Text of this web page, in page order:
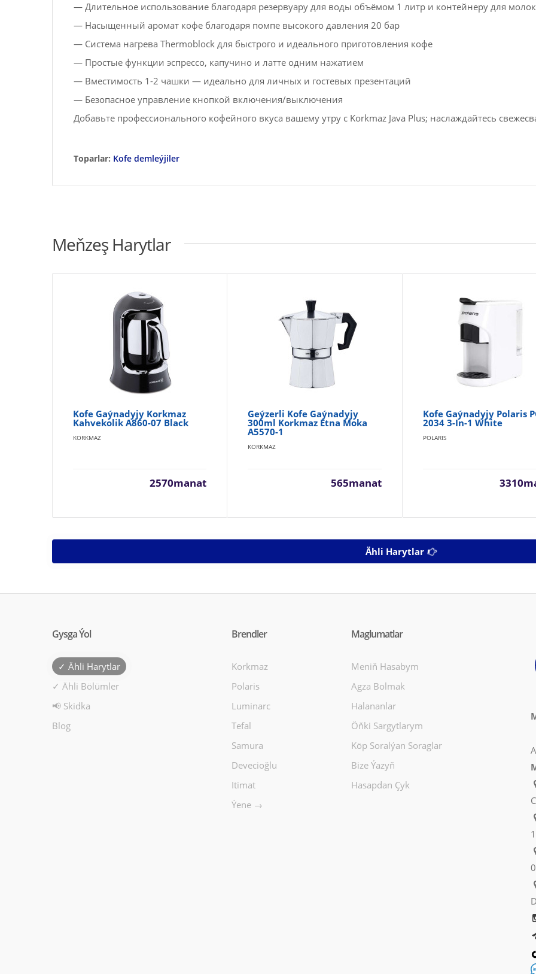
— Длительное использование благодаря резервуару для воды объёмом 1 литр и контейнеру для
— Насыщенный аромат кофе благодаря помпе высокого давления 20 бар
— Система нагрева Thermoblock для быстрого и идеального приготовления кофе
— Простые функции эспрессо, капучино и латте одним нажатием
— Вместимость 1-2 чашки — идеально для личных и гостевых презентаций
— Безопасное управление кнопкой включения/выключения
Добавьте профессионального кофейного вкуса вашему утру с Korkmaz Java Plus; наслаждайтесь
Toparlar: Kofe demleýjiler
Meňzeş Harytlar
Kofe Gaýnadyjy Korkmaz
Kahvekolik A860-07 Black
KORKMAZ
2570manat
Geýzerli Kofe Gaýnadyjy
300ml Korkmaz Etna Moka
A5570-1
KORKMAZ
565manat
Kofe Gaýnadyjy Polaris
2034 3-In-1 White
POLARIS
Ähli Harytlar
Gysga Ýol
✓ Ähli Harytlar
✓ Ähli Bölümler
📢 Skidka
Blog
Brendler
Korkmaz
Polaris
Luminarc
Tefal
Samura
Devecioğlu
Itimat
Ýene →
Maglumatlar
Meniň Hasabym
Agza Bolmak
Halananlar
Öňki Sargytlarym
Köp Soralýan Soraglar
Bize Ýazyň
Hasapdan Çyk